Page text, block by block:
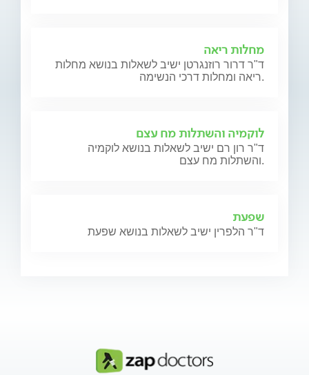
מחלות ריאה
ד"ר דרור רוזנגרטן ישיב לשאלות בנושא מחלות
ריאה ומחלות דרכי הנשימה.
לוקמיה והשתלות מח עצם
ד"ר רון רם ישיב לשאלות בנושא לוקמיה
והשתלות מח עצם.
שפעת
ד"ר הלפרין ישיב לשאלות בנושא שפעת